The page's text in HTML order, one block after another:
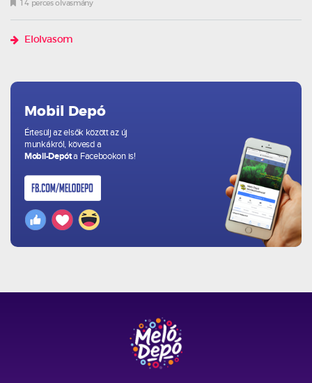
14 perces olvasmány
Elolvasom
Mobil Depó
Értesülj az elsők között az új
munkákról, kövesd a
Mobil-Depóta Facebookon is!